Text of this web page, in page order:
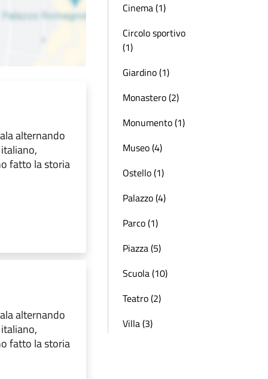
alternando
fatto la storia
alternando
fatto la storia
Cinema (1)
Circolo sportivo
(1)
Giardino (1)
Monastero (2)
Monumento (1)
Museo (4)
Ostello (1)
Palazzo (4)
Parco (1)
Piazza (5)
Scuola (10)
Teatro (2)
Villa (3)